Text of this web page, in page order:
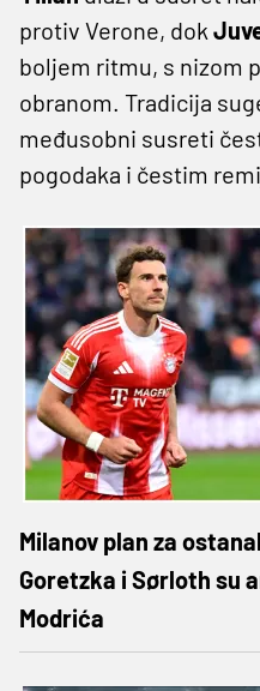
protiv Verone, dok
boljem ritmu, s nizom
obranom. Tradicija
međusobni susreti
pogodaka i čestim
Milanov plan za
Goretzka i Sørloth su
Modrića